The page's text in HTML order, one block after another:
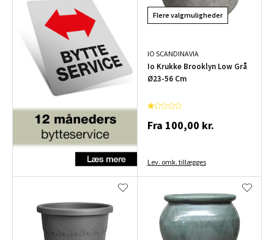
Flere valgmuligheder
IO SCANDINAVIA
Io Krukke Brooklyn Low Grå
Ø23-56 Cm
Fra 100,00 kr.
Lev. omk. tillægges